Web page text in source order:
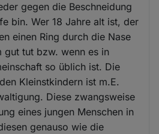
gegen die Beschneidung
bin. Wer 18 Jahre alt ist, der
einen Ring durch die Nase
gut tut bzw. wenn es in
so üblich ist. Die
Kleinstkindern ist m.E.
Diese zwangsweise
eines jungen Menschen in
genauso wie die